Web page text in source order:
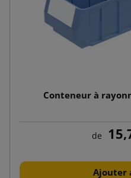
Conteneur à
de
Ajouter